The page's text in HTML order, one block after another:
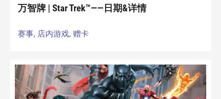
万智牌 | Star Trek™——日期&详情
赛事, 店内游戏, 赠卡